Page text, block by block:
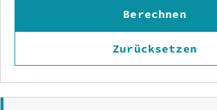
Berechnen
Zurücksetzen